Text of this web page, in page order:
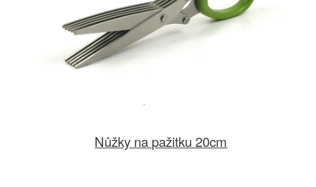
Nůžky na pažitku 20cm